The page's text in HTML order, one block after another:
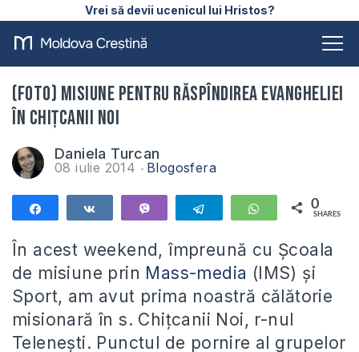
Vrei să devii ucenicul lui Hristos?
(FOTO) Misiune pentru răspîndirea Evangheliei
în Chițcanii Noi
Daniela Turcan
08 iulie 2014 Blogosfera
Telegram WhatsApp
0
SHARES
În acest weekend, împreună cu Școala
de misiune prin Mass-media (IMS) și
Sport, am avut prima noastră călătorie
misionară în s. Chițcanii Noi, r-nul
Telenești. Punctul de pornire al grupelor